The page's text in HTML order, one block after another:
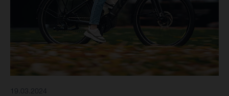
19.03.2024